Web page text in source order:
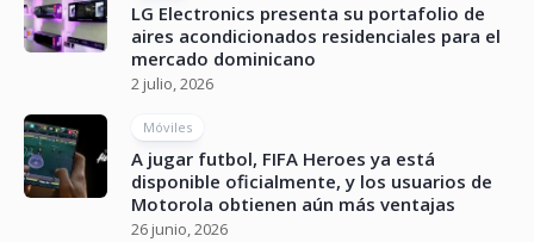
LG Electronics presenta su portafolio de
aires acondicionados residenciales para el
mercado dominicano
2 julio, 2026
Móviles
A jugar futbol, FIFA Heroes ya está
disponible oficialmente, y los usuarios de
Motorola obtienen aún más ventajas
26 junio, 2026